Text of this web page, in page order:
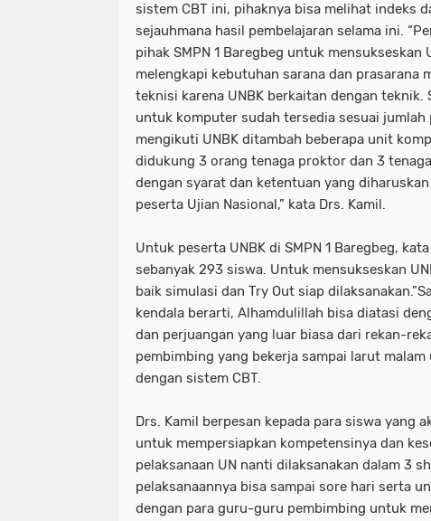
sistem CBT ini, pihaknya bisa melihat indeks
sejauhmana hasil pembelajaran selama ini.
pihak SMPN 1 Baregbeg untuk mensukseskan
melengkapi kebutuhan sarana dan prasarana
teknisi karena UNBK berkaitan dengan teknik.
untuk komputer sudah tersedia sesuai jumlah
mengikuti UNBK ditambah beberapa unit
didukung 3 orang tenaga proktor dan 3
dengan syarat dan ketentuan yang
peserta Ujian Nasional,” kata Drs. Kamil.
Untuk peserta UNBK di SMPN 1 Baregbeg,
sebanyak 293 siswa. Untuk mensukseskan
baik simulasi dan Try Out siap
kendala berarti, Alhamdulillah bisa diatasi
dan perjuangan yang luar biasa dari rekan-
pembimbing yang bekerja sampai larut malam
dengan sistem CBT.
Drs. Kamil berpesan kepada para siswa yang
untuk mempersiapkan kompetensinya dan
pelaksanaan UN nanti dilaksanakan dalam 3
pelaksanaannya bisa sampai sore hari serta
dengan para guru-guru pembimbing untuk